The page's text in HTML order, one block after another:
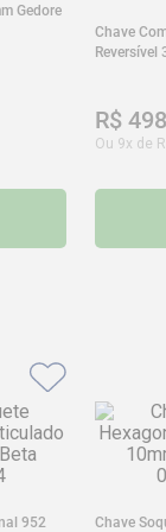
Gedore
Chave
Reversível
R$ 498
Ou 9x de
952
Chave